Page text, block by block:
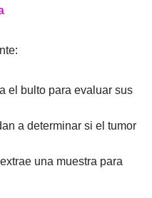
el bulto para evaluar sus
a determinar si el tumor
una muestra para